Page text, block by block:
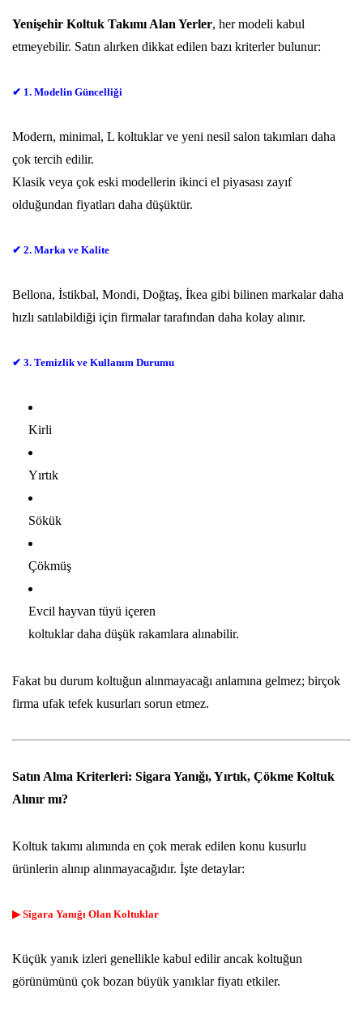
Yenişehir Koltuk Takımı Alan Yerler, her modeli kabul
etmeyebilir. Satın alırken dikkat edilen bazı kriterler bulunur:
✔ 1. Modelin Güncelliği
Modern, minimal, L koltuklar ve yeni nesil salon takımları daha
çok tercih edilir.
Klasik veya çok eski modellerin ikinci el piyasası zayıf
olduğundan fiyatları daha düşüktür.
✔ 2. Marka ve Kalite
Bellona, İstikbal, Mondi, Doğtaş, İkea gibi bilinen markalar daha
hızlı satılabildiği için firmalar tarafından daha kolay alınır.
✔ 3. Temizlik ve Kullanım Durumu
Kirli
Yırtık
Sökük
Çökmüş
Evcil hayvan tüyü içeren
koltuklar daha düşük rakamlara alınabilir.
Fakat bu durum koltuğun alınmayacağı anlamına gelmez; birçok
firma ufak tefek kusurları sorun etmez.
Satın Alma Kriterleri: Sigara Yanığı, Yırtık, Çökme Koltuk
Alınır mı?
Koltuk takımı alımında en çok merak edilen konu kusurlu
ürünlerin alınıp alınmayacağıdır. İşte detaylar:
▶ Sigara Yanığı Olan Koltuklar
Küçük yanık izleri genellikle kabul edilir ancak koltuğun
görünümünü çok bozan büyük yanıklar fiyatı etkiler.